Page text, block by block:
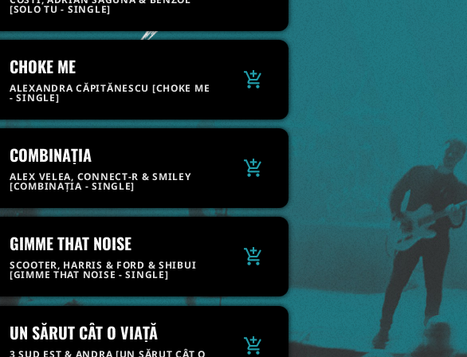
[SOLO TU - SINGLE]
CHOKE ME
ALEXANDRA CĂPITĂNESCU [CHOKE ME
- SINGLE]
add_shopping_cart
COMBINAȚIA
ALEX VELEA, CONNECT-R & SMILEY
[COMBINAȚIA - SINGLE]
add_shopping_cart
GIMME THAT NOISE
SCOOTER, HARRIS & FORD & SHIBUI
[GIMME THAT NOISE - SINGLE]
add_shopping_cart
UN SĂRUT CÂT O VIAȚĂ
3 SUD EST & ANDRA [UN SĂRUT CÂT O add_shopping_cart